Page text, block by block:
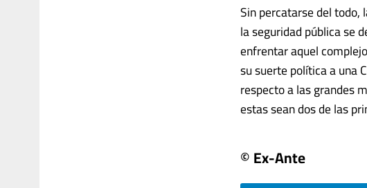
Sin percatarse del
la seguridad pública se
enfrentar aquel
su suerte política a una
respecto a las grandes
estas sean dos de las
© Ex-Ante